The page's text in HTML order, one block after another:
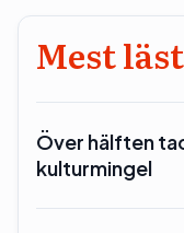
Mest läst
Över hälften
kulturmingel